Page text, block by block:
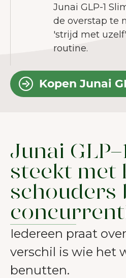
Junai GLP-1
de overstap te
'strijd met
routine.
Kopen Junai
Junai GLP-
steekt met
schouders
Iedereen praat
verschil is wie het
benutten.